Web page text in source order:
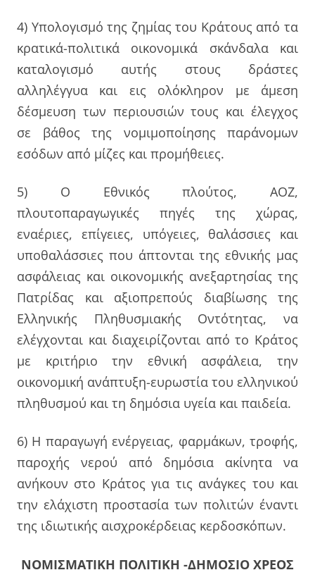
4) Υπολογισμό της ζημίας του Κράτους από τα
κρατικά-πολιτικά οικονομικά σκάνδαλα και
καταλογισμό αυτής στους δράστες
αλληλέγγυα και εις ολόκληρον με άμεση
δέσμευση των περιουσιών τους και έλεγχος
σε βάθος της νομιμοποίησης παράνομων
εσόδων από μίζες και προμήθειες.
5) Ο Εθνικός πλούτος, ΑΟΖ,
πλουτοπαραγωγικές πηγές της χώρας,
εναέριες, επίγειες, υπόγειες, θαλάσσιες και
υποθαλάσσιες που άπτονται της εθνικής μας
ασφάλειας και οικονομικής ανεξαρτησίας της
Πατρίδας και αξιοπρεπούς διαβίωσης της
Ελληνικής Πληθυσμιακής Οντότητας, να
ελέγχονται και διαχειρίζονται από το Κράτος
με κριτήριο την εθνική ασφάλεια, την
οικονομική ανάπτυξη-ευρωστία του ελληνικού
πληθυσμού και τη δημόσια υγεία και παιδεία.
6) Η παραγωγή ενέργειας, φαρμάκων, τροφής,
παροχής νερού από δημόσια ακίνητα να
ανήκουν στο Κράτος για τις ανάγκες του και
την ελάχιστη προστασία των πολιτών έναντι
της ιδιωτικής αισχροκέρδειας κερδοσκόπων.
ΝΟΜΙΣΜΑΤΙΚΗ ΠΟΛΙΤΙΚΗ -ΔΗΜΟΣΙΟ ΧΡΕΟΣ